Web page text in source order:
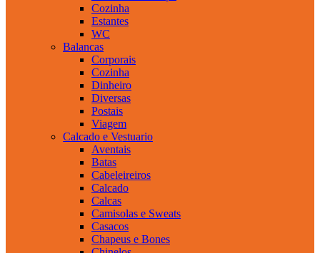
Cozinha
Estantes
WC
Balancas
Corporais
Cozinha
Dinheiro
Diversas
Postais
Viagem
Calcado e Vestuario
Aventais
Batas
Cabeleireiros
Calcado
Calcas
Camisolas e Sweats
Casacos
Chapeus e Bones